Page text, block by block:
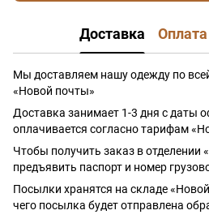
Доставка Оплата
Мы доставляем нашу одежду по
«Новой почты»
Доставка занимает 1-3 дня с даты
оплачивается согласно тарифам
Чтобы получить заказ в отделении
предъявить паспорт и номер
Посылки хранятся на складе
чего посылка будет отправлена